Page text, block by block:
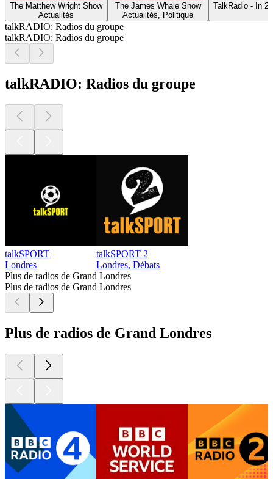
The Matthew Wright Show
Actualités
The James Whale Show
Actualités, Politique
TalkRadio - In
talkRADIO: Radios du groupe
talkRADIO: Radios du groupe
talkRADIO: Radios du groupe
talkSPORT
Londres
talkSPORT 2
Londres, Débats
Plus de radios de Grand Londres
Plus de radios de Grand Londres
Plus de radios de Grand Londres